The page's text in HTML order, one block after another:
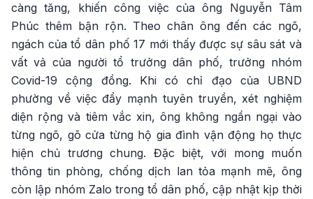
càng tăng, khiến công việc của ông Nguyễn Tâm
Phúc thêm bận rộn. Theo chân ông đến các ngõ,
ngách của tổ dân phố 17 mới thấy được sự sâu sát và
vất vả của người tổ trưởng dân phố, trưởng nhóm
Covid-19 cộng đồng. Khi có chỉ đạo của UBND
phường về việc đẩy mạnh tuyên truyền, xét nghiệm
diện rộng và tiêm vắc xin, ông không ngần ngại vào
từng ngõ, gõ cửa từng hộ gia đình vận động họ thực
hiện chủ trương chung. Đặc biệt, với mong muốn
thông tin phòng, chống dịch lan tỏa mạnh mẽ, ông
còn lập nhóm Zalo trong tổ dân phố, cập nhật kịp thời